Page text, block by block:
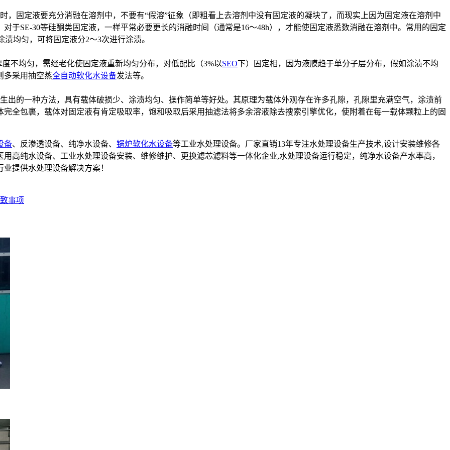
固定液要充分消融在溶剂中，不要有“假溶”征象（即粗看上去溶剂中没有固定液的凝块了，而现实上因为固定液在溶剂中
于SE-30等硅酮类固定液，一样平常必要更长的消融时间（通常是16～48h），才能使固定液悉数消融在溶剂中。常用的固定
均匀，可将固定液分2～3次进行涂渍。
不均匀，需经老化使固定液重新均匀分布，对低配比（3%以SEO下）固定相，因为液膜趋于单分子层分布，假如涂渍不均
多采用抽空蒸全自动软化水设备发法等。
的一种方法，具有载体破损少、涂渍均匀、操作简单等好处。其原理为载体外观存在许多孔隙，孔隙里充满空气，涂渍前
全包裹，载体对固定液有肯定吸取率，饱和吸取后采用抽滤法将多余溶液除去搜索引擎优化，使附着在每一载体颗粒上的固
备、反渗透设备、纯净水设备、 锅炉软化水设备等工业水处理设备。厂家直销13年专注水处理设备生产技术,设计安装维修各
高纯水设备、工业水处理设备安装、维修维护、更换滤芯滤料等一体化企业,水处理设备运行稳定，纯净水设备产水率高，
提供水处理设备解决方案！
事项